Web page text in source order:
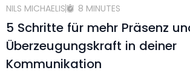
NILS MICHAELIS 8 MINUTES
5 Schritte für mehr Präsenz
Überzeugungskraft in deiner
Kommunikation